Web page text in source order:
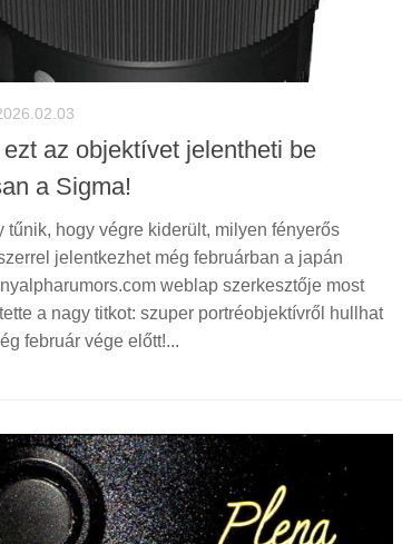
az objektívet jelentheti be
a Sigma!
tűnik, hogy végre kiderült, milyen fényerős
jelentkezhet még februárban a japán
weblap szerkesztője most
a nagy titkot: szuper portréobjektívről hullhat
február vége előtt!...